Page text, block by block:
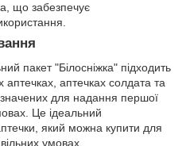
що забезпечує
пакет "Білосніжка" підходить
аптечках, аптечках солдата та
для надання першої
Це ідеальний
який можна купити для
умовах.